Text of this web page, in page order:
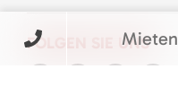
FOLGEN SIE UNSMieten